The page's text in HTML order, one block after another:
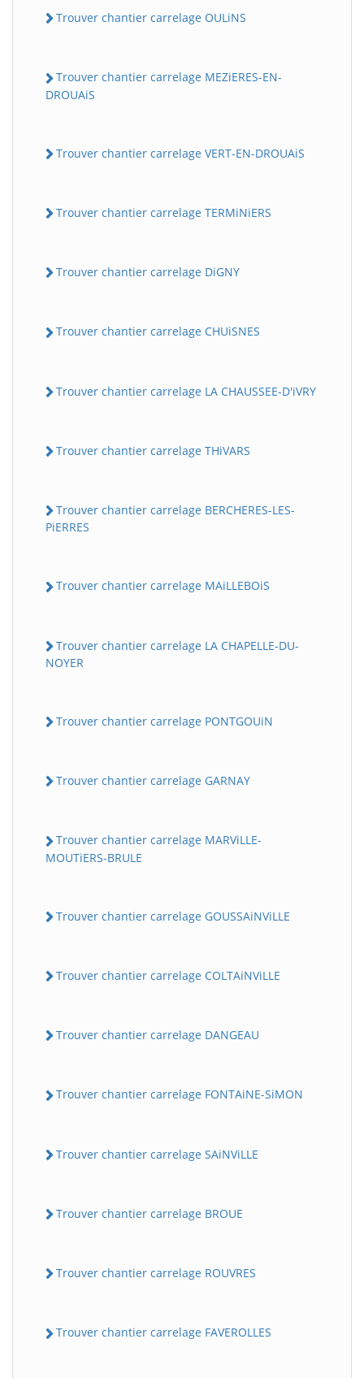
Trouver chantier carrelage OULiNS
Trouver chantier carrelage MEZiERES-EN-
DROUAiS
Trouver chantier carrelage VERT-EN-DROUAiS
Trouver chantier carrelage TERMiNiERS
Trouver chantier carrelage DiGNY
Trouver chantier carrelage CHUiSNES
Trouver chantier carrelage LA CHAUSSEE-D'iVRY
Trouver chantier carrelage THiVARS
Trouver chantier carrelage BERCHERES-LES-
PiERRES
Trouver chantier carrelage MAiLLEBOiS
Trouver chantier carrelage LA CHAPELLE-DU-
NOYER
Trouver chantier carrelage PONTGOUiN
Trouver chantier carrelage GARNAY
Trouver chantier carrelage MARViLLE-
MOUTiERS-BRULE
Trouver chantier carrelage GOUSSAiNViLLE
Trouver chantier carrelage COLTAiNViLLE
Trouver chantier carrelage DANGEAU
Trouver chantier carrelage FONTAiNE-SiMON
Trouver chantier carrelage SAiNViLLE
Trouver chantier carrelage BROUE
Trouver chantier carrelage ROUVRES
Trouver chantier carrelage FAVEROLLES